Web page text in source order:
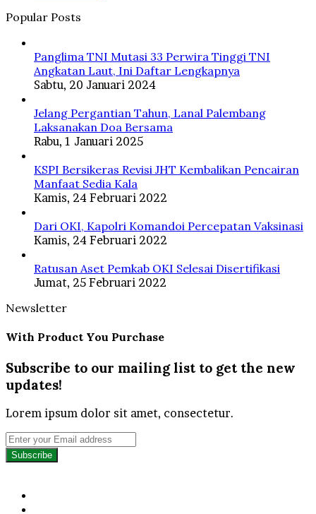
Popular Posts
Panglima TNI Mutasi 33 Perwira Tinggi TNI
Angkatan Laut, Ini Daftar Lengkapnya
Sabtu, 20 Januari 2024
Jelang Pergantian Tahun, Lanal Palembang
Laksanakan Doa Bersama
Rabu, 1 Januari 2025
KSPI Bersikeras Revisi JHT Kembalikan Pencairan
Manfaat Sedia Kala
Kamis, 24 Februari 2022
Dari OKI, Kapolri Komandoi Percepatan Vaksinasi
Kamis, 24 Februari 2022
Ratusan Aset Pemkab OKI Selesai Disertifikasi
Jumat, 25 Februari 2022
Newsletter
With Product You Purchase
Subscribe to our mailing list to get the new
updates!
Lorem ipsum dolor sit amet, consectetur.
Enter
your
Email